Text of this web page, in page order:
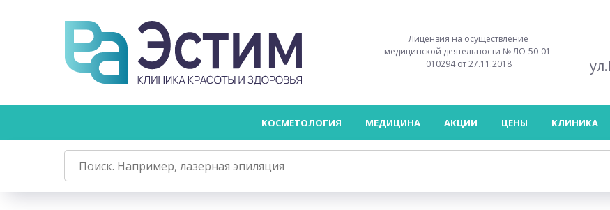
Лицензия на осуществление
медицинской деятельности № ЛО-50-01-
010294 от 27.11.2018
КОСМЕТОЛОГИЯ МЕДИЦИНА АКЦИИ ЦЕНЫ КЛИНИКА